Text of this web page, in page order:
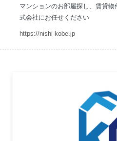
マンションのお部屋探し、賃貸
式会社にお任せください
https://nishi-kobe.jp